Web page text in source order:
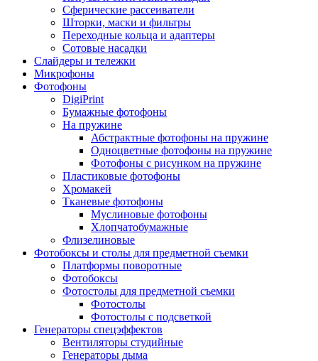
Сферические рассеиватели
Шторки, маски и фильтры
Переходные кольца и адаптеры
Сотовые насадки
Слайдеры и тележки
Микрофоны
Фотофоны
DigiPrint
Бумажные фотофоны
На пружине
Абстрактные фотофоны на пружине
Одноцветные фотофоны на пружине
Фотофоны с рисунком на пружине
Пластиковые фотофоны
Хромакей
Тканевые фотофоны
Муслиновые фотофоны
Хлопчатобумажные
Флизелиновые
Фотобоксы и столы для предметной съемки
Платформы поворотные
Фотобоксы
Фотостолы для предметной съемки
Фотостолы
Фотостолы с подсветкой
Генераторы спецэффектов
Вентиляторы студийные
Генераторы дыма